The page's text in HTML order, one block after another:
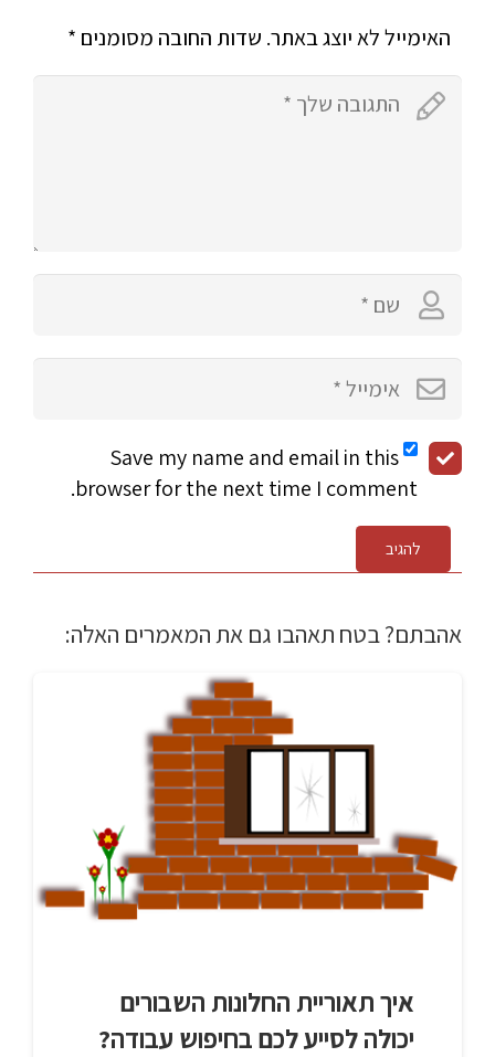
האימייל לא יוצג באתר. שדות החובה מסומנים *
Save my name and email in this
browser for the next time I comment.
להגיב
אהבתם? בטח תאהבו גם את המאמרים האלה:
איך תאוריית החלונות השבורים
יכולה לסייע לכם בחיפוש עבודה?